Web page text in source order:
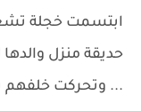
ابتسمت خجلة
حديقة منزل والدها
... وتحركت خلفهم